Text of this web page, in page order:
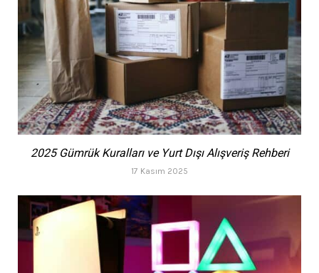
2025 Gümrük Kuralları ve Yurt Dışı Alışveriş Rehberi
17 Kasım 2025